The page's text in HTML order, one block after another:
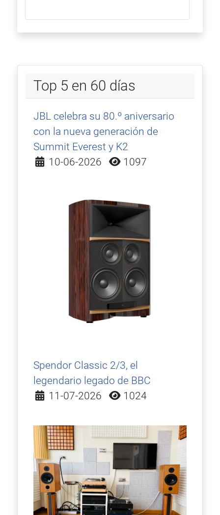
Top 5 en 60 días
JBL celebra su 80.º aniversario
con la nueva generación de
Summit Everest y K2
Detalles
10-06-2026 1097
Spendor Classic 2/3, el
legendario legado de BBC
Detalles
11-07-2026 1024